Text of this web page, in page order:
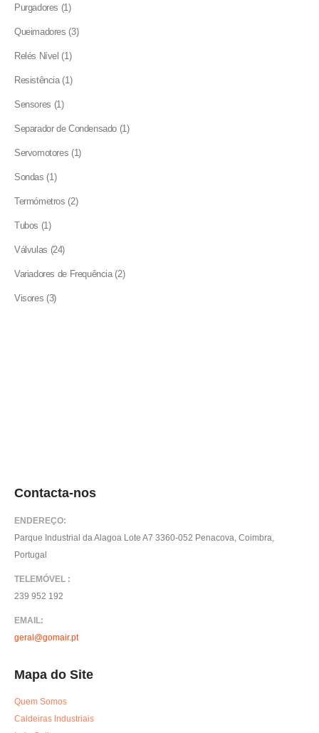
Purgadores 11
Queimadores 33
Relés Nível
11
Resistência 11
Sensores 11
Separador de Condensado 11
Servomotores 11
Sondas 11
Termómetros 22
Tubos 11
Válvulas 2424
Variadores de Frequência 22
Visores 33
Contacta-nos
ENDEREÇO:
Parque Industrial da Alagoa Lote A7 3360-052 Penacova, Coimbra,
Portugal
TELEMÓVEL :
239 952 192
EMAIL:
geral@gomair.pt
Mapa do Site
Quem Somos
Caldeiras Industriais